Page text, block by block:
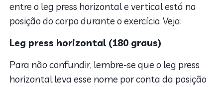
entre o leg press horizontal e vertical está na
posição do corpo durante o exercício. Veja:
Leg press horizontal (180 graus)
Para não confundir, lembre-se que o leg press
horizontal leva esse nome por conta da posição